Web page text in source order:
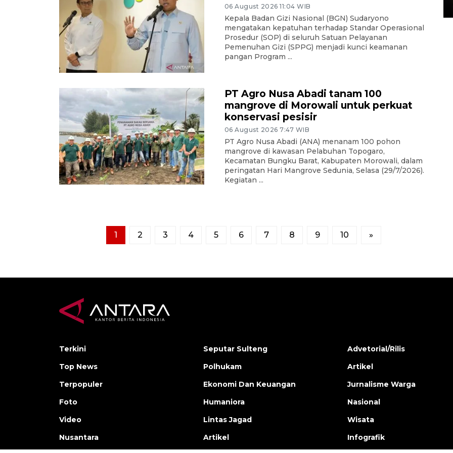
06 August 2026 11:04 WIB
Kepala Badan Gizi Nasional (BGN) Sudaryono
mengatakan kepatuhan terhadap Standar Operasional
Prosedur (SOP) di seluruh Satuan Pelayanan
Pemenuhan Gizi (SPPG) menjadi kunci keamanan
pangan Program ...
PT Agro Nusa Abadi tanam 100
mangrove di Morowali untuk perkuat
konservasi pesisir
06 August 2026 7:47 WIB
PT Agro Nusa Abadi (ANA) menanam 100 pohon
mangrove di kawasan Pelabuhan Topogaro,
Kecamatan Bungku Barat, Kabupaten Morowali, dalam
peringatan Hari Mangrove Sedunia, Selasa (29/7/2026).
Kegiatan ...
1 2 3 4 5 6 7 8 9 10 »
15 July 2026 14:08 WIB
Terkini
Top News
Terpopuler
Foto
Video
Nusantara
Seputar Sulteng
Polhukam
Ekonomi Dan Keuangan
Humaniora
Lintas Jagad
Artikel
Advetorial/Rilis
Artikel
Jurnalisme Warga
Nasional
Wisata
Infografik